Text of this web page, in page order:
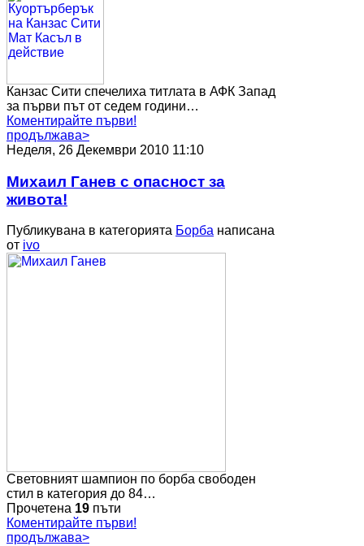
Канзас Сити спечелиха титлата в АФК Запад
за първи път от седем години…
Коментирайте първи!
продължава>
Неделя, 26 Декември 2010 11:10
Михаил Ганев с опасност за
живота!
Публикувана в категорията Борба написана
от ivo
Световният шампион по борба свободен
стил в категория до 84…
Прочетена 19 пъти
Коментирайте първи!
продължава>